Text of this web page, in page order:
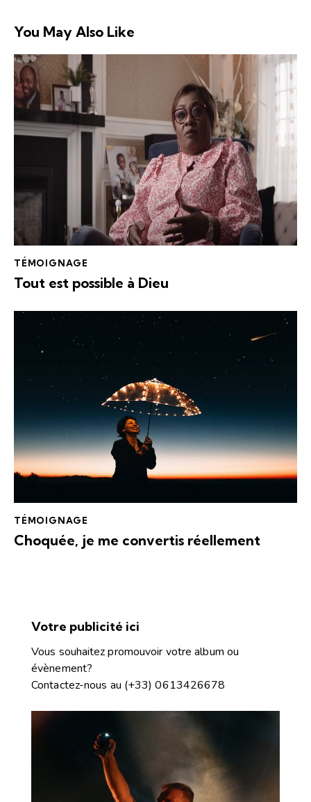
You May Also Like
TÉMOIGNAGE
Tout est possible à Dieu
TÉMOIGNAGE
Choquée, je me convertis réellement
Votre publicité ici
Vous souhaitez promouvoir votre album ou
évènement?
Contactez-nous au (+33) 0613426678